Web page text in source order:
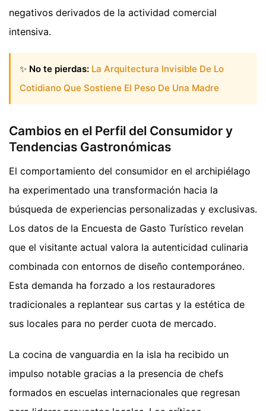
negativos derivados de la actividad comercial
intensiva.
✨ No te pierdas: La Arquitectura Invisible De Lo
Cotidiano Que Sostiene El Peso De Una Madre
Cambios en el Perfil del Consumidor y
Tendencias Gastronómicas
El comportamiento del consumidor en el archipiélago
ha experimentado una transformación hacia la
búsqueda de experiencias personalizadas y exclusivas.
Los datos de la Encuesta de Gasto Turístico revelan
que el visitante actual valora la autenticidad culinaria
combinada con entornos de diseño contemporáneo.
Esta demanda ha forzado a los restauradores
tradicionales a replantear sus cartas y la estética de
sus locales para no perder cuota de mercado.
La cocina de vanguardia en la isla ha recibido un
impulso notable gracias a la presencia de chefs
formados en escuelas internacionales que regresan